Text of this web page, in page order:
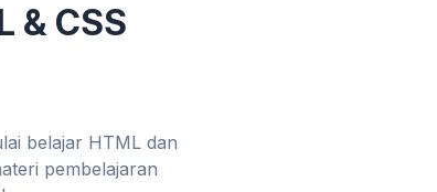
& CSS
belajar HTML dan
pembelajaran